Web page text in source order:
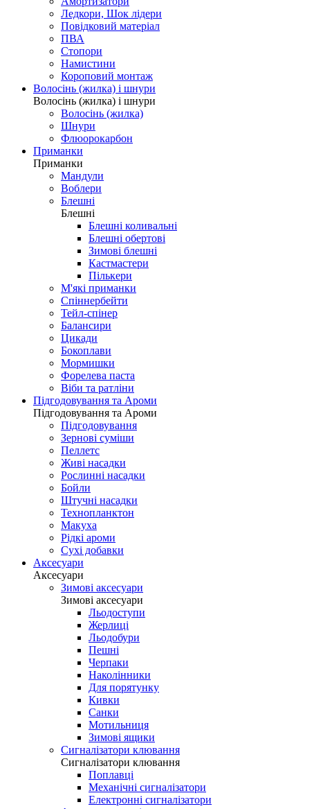
Ледкори, Шок лідери
Повідковий матеріал
ПВА
Стопори
Намистини
Короповий монтаж
Волосінь (жилка) і шнури
Волосінь (жилка) і шнури
Волосінь (жилка)
Шнури
Флюорокарбон
Приманки
Приманки
Мандули
Воблери
Блешні
Блешні
Блешні коливальні
Блешні обертові
Зимові блешні
Кастмастери
Пількери
М'які приманки
Спіннербейти
Тейл-спінер
Балансири
Цикади
Бокоплави
Мормишки
Форелева паста
Віби та ратліни
Підгодовування та Ароми
Підгодовування та Ароми
Підгодовування
Зернові суміши
Пеллетс
Живі насадки
Рослинні насадки
Бойли
Штучні насадки
Технопланктон
Макуха
Рідкі ароми
Сухі добавки
Аксесуари
Аксесуари
Зимові аксесуари
Зимові аксесуари
Льодоступи
Жерлиці
Льодобури
Пешні
Черпаки
Наколінники
Для порятунку
Кивки
Санки
Мотильниця
Зимові ящики
Сигналізатори клювання
Сигналізатори клювання
Поплавці
Механічні сигналізатори
Електронні сигналізатори